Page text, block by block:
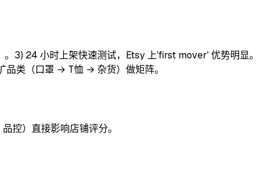
3) 24 小时上架快速测试，Etsy 上'first mover' 优势明显。
类（口罩 → T恤 → 杂货）做矩阵。
控）直接影响店铺评分。